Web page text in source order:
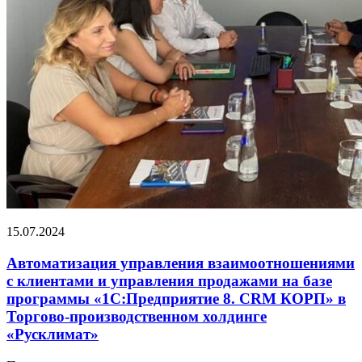
15.07.2024
Автоматизация управления взаимоотношениями
с клиентами и управления продажами на базе
программы «1С:Предприятие 8. CRM КОРП» в
Торгово-производственном холдинге
«Русклимат»